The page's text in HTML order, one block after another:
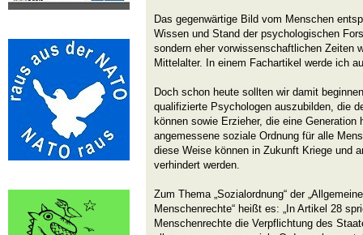
Das gegenwärtige Bild vom Menschen
Wissen und Stand der psychologischen
sondern eher vorwissenschaftlichen Zeiten
Mittelalter. In einem Fachartikel werde ich
Doch schon heute sollten wir damit
qualifizierte Psychologen auszubilden, die
können sowie Erzieher, die eine Generation
angemessene soziale Ordnung für alle
diese Weise können in Zukunft Kriege und
verhindert werden.
Zum Thema „Sozialordnung“ der
Menschenrechte“ heißt es: „In Artikel 28
Menschenrechte die Verpflichtung des